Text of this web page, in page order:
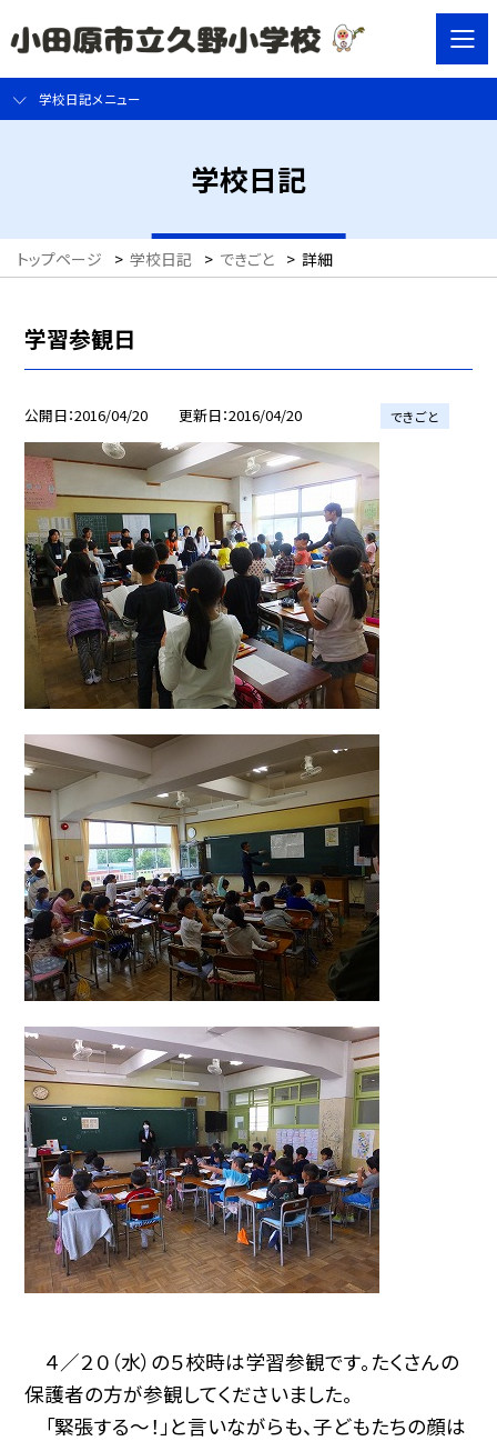
学校日記メニュー
学校日記
トップページ > 学校日記 > できごと > 詳細
学習参観日
公開日 2016/04/20 更新日 2016/04/20 できごと
４／２０（水）の５校時は学習参観です。たくさんの
保護者の方が参観してくださいました。
「緊張する〜！」と言いながらも、子どもたちの顔は